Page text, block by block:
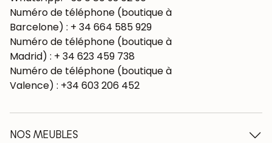
Numéro de téléphone (boutique à
Barcelone) : + 34 664 585 929
Numéro de téléphone (boutique à
Madrid) : + 34 623 459 738
Numéro de téléphone (boutique à
Valence) : +34 603 206 452
NOS MEUBLES